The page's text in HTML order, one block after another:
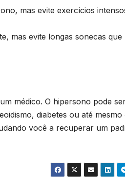
mas evite exercícios
mas evite longas sonecas que
médico. O hipersono pode
diabetes ou até mesmo
você a recuperar um